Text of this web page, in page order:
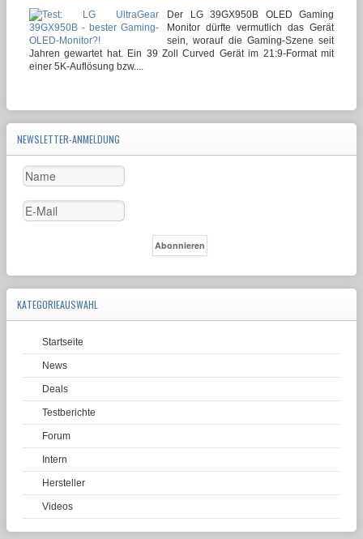
Der LG 39GX950B OLED Gaming
Monitor dürfte vermutlich das Gerät
sein, worauf die Gaming-Szene seit
Jahren gewartet hat. Ein 39 Zoll Curved Gerät im 21:9-Format mit
einer 5K-Auflösung bzw....
NEWSLETTER-ANMELDUNG
KATEGORIEAUSWAHL
Startseite
News
Deals
Testberichte
Forum
Intern
Hersteller
Videos